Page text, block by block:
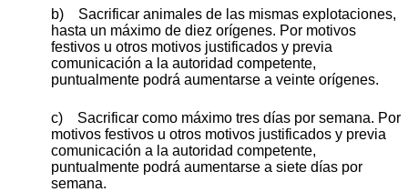
b) Sacrificar animales de las mismas explotaciones,
hasta un máximo de diez orígenes. Por motivos
festivos u otros motivos justificados y previa
comunicación a la autoridad competente,
puntualmente podrá aumentarse a veinte orígenes.
c) Sacrificar como máximo tres días por semana. Por
motivos festivos u otros motivos justificados y previa
comunicación a la autoridad competente,
puntualmente podrá aumentarse a siete días por
semana.